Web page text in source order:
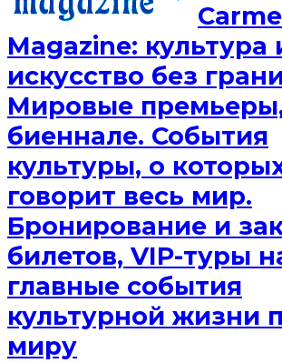
Magazine: культура
искусство без
Мировые
биеннале. События
культуры, о
говорит весь мир.
Бронирование и
билетов, VIP-туры
главные события
культурной жизни
миру